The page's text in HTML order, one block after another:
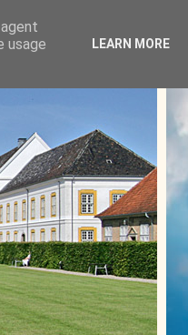
usage
LEARN MORE